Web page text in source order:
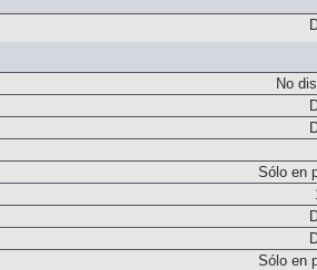
No
Sólo en
Sólo en